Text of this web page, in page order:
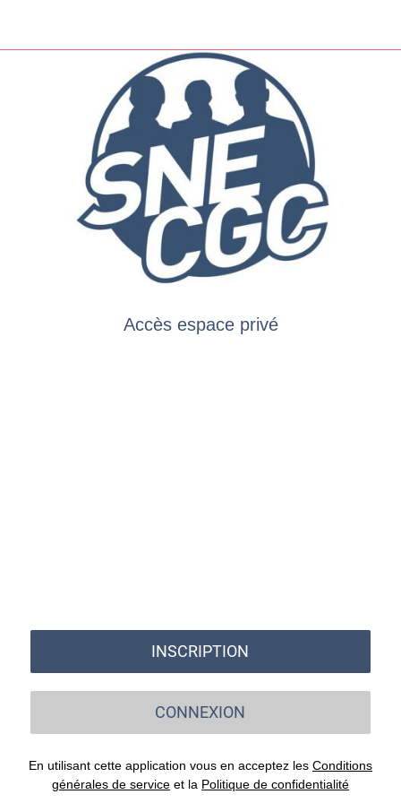
Accès espace privé
INSCRIPTION
CONNEXION
En utilisant cette application vous en acceptez les Conditions
générales de service et la Politique de confidentialité